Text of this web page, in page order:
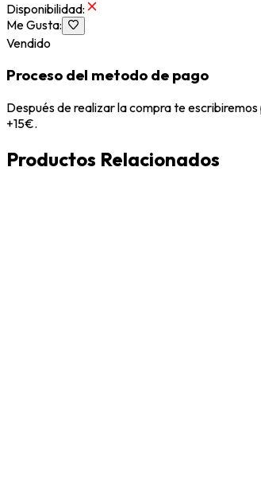
Disponibilidad:
Me Gusta:
Vendido
Proceso del metodo de pago
Después de realizar la compra te
+15€.
Productos Relacionados